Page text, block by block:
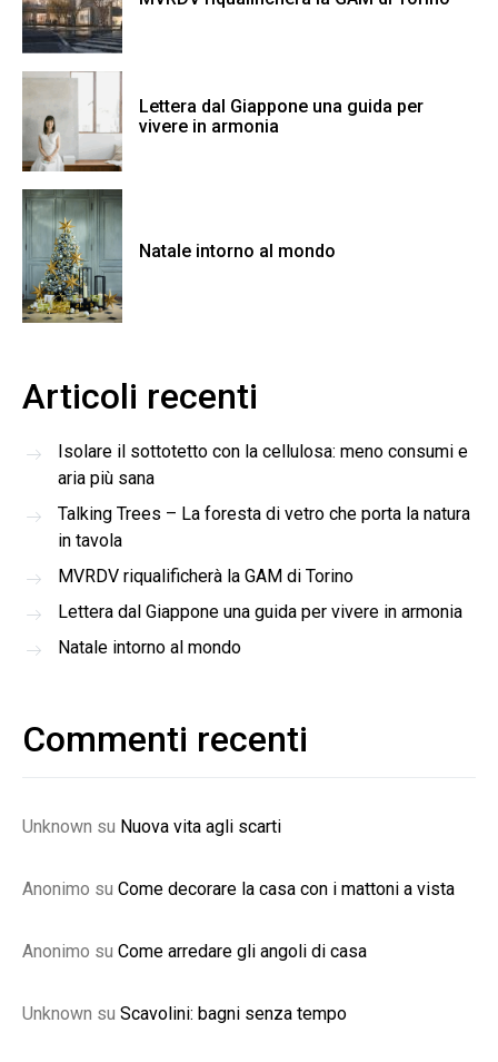
Lettera dal Giappone una guida per
vivere in armonia
Natale intorno al mondo
Articoli recenti
Isolare il sottotetto con la cellulosa: meno consumi e
aria più sana
Talking Trees – La foresta di vetro che porta la natura
in tavola
MVRDV riqualificherà la GAM di Torino
Lettera dal Giappone una guida per vivere in armonia
Natale intorno al mondo
Commenti recenti
Unknown su Nuova vita agli scarti
Anonimo su Come decorare la casa con i mattoni a vista
Anonimo su Come arredare gli angoli di casa
Unknown su Scavolini: bagni senza tempo